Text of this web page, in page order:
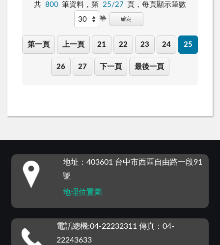
共 800 筆資料，第 25/27 頁， 每頁顯示筆數
筆
確定
第一頁 上一頁 21 22 23 24 25
26 27 下一頁 最後一頁
地址：403601 台中市西區自由路一段91
號
地理位置圖
電話總機:04-22232311 傳真：04-
22243633